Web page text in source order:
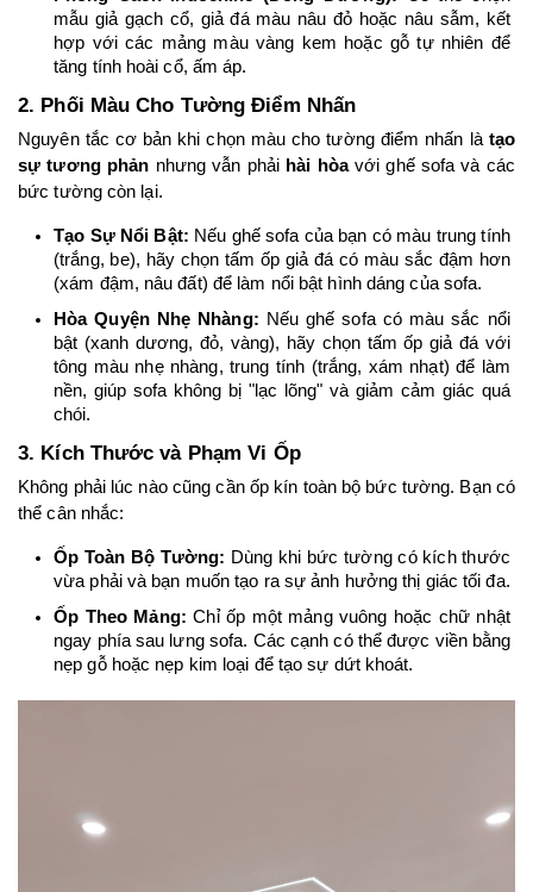
mẫu giả gạch cổ, giả đá màu nâu đỏ hoặc nâu sẫm, kết
hợp với các mảng màu vàng kem hoặc gỗ tự nhiên để
tăng tính hoài cổ, ấm áp.
2. Phối Màu Cho Tường Điểm Nhấn
Nguyên tắc cơ bản khi chọn màu cho tường điểm nhấn là tạo
sự tương phản nhưng vẫn phải hài hòa với ghế sofa và các
bức tường còn lại.
Tạo Sự Nổi Bật: Nếu ghế sofa của bạn có màu trung tính
(trắng, be), hãy chọn tấm ốp giả đá có màu sắc đậm hơn
(xám đậm, nâu đất) để làm nổi bật hình dáng của sofa.
Hòa Quyện Nhẹ Nhàng: Nếu ghế sofa có màu sắc nổi
bật (xanh dương, đỏ, vàng), hãy chọn tấm ốp giả đá với
tông màu nhẹ nhàng, trung tính (trắng, xám nhạt) để làm
nền, giúp sofa không bị "lạc lõng" và giảm cảm giác quá
chói.
3. Kích Thước và Phạm Vi Ốp
Không phải lúc nào cũng cần ốp kín toàn bộ bức tường. Bạn có
thể cân nhắc:
Ốp Toàn Bộ Tường: Dùng khi bức tường có kích thước
vừa phải và bạn muốn tạo ra sự ảnh hưởng thị giác tối đa.
Ốp Theo Mảng: Chỉ ốp một mảng vuông hoặc chữ nhật
ngay phía sau lưng sofa. Các cạnh có thể được viền bằng
nẹp gỗ hoặc nẹp kim loại để tạo sự dứt khoát.